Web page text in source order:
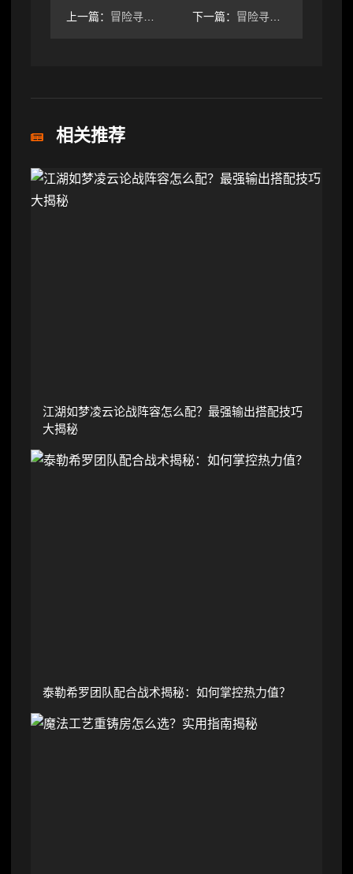
上一篇： 冒险寻宝然后打败魔王新手避坑指南 下一篇： 冒险寻宝然后打败魔王4法0命0强化装备，通关120精英难度
相关推荐
江湖如梦凌云论战阵容怎么配？最强输出搭配技巧
大揭秘
泰勒希罗团队配合战术揭秘：如何掌控热力值？